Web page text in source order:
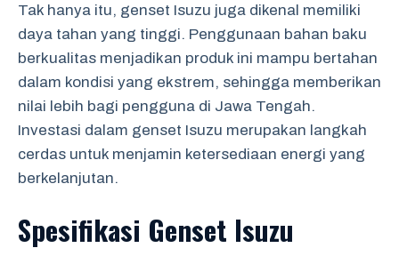
Tak hanya itu, genset Isuzu juga dikenal memiliki
daya tahan yang tinggi. Penggunaan bahan baku
berkualitas menjadikan produk ini mampu bertahan
dalam kondisi yang ekstrem, sehingga memberikan
nilai lebih bagi pengguna di Jawa Tengah.
Investasi dalam genset Isuzu merupakan langkah
cerdas untuk menjamin ketersediaan energi yang
berkelanjutan.
Spesifikasi Genset Isuzu